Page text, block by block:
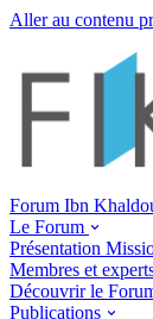
Aller au contenu
Forum Ibn
Le Forum
Présentation
Membres et
Découvrir le
Publications